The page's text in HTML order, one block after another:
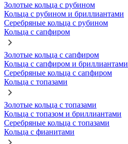
Золотые кольца с рубином
Кольца с рубином и бриллиантами
Серебряные кольца с рубином
Кольца с сапфиром
Золотые кольца с сапфиром
Кольца с сапфиром и бриллиантами
Серебряные кольца с сапфиром
Кольца с топазами
Золотые кольца с топазами
Кольца с топазом и бриллиантами
Серебряные кольца с топазами
Кольца с фианитами